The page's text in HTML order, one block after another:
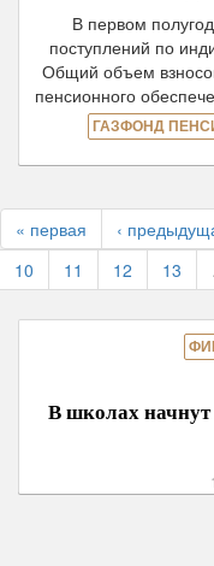
В первом
поступлений по
Общий объем
пенсионного
ГАЗФОНД
« первая ‹
10
11 12 13
В школах начнут